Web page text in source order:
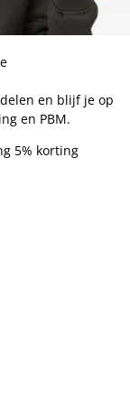
en blijf je op
en PBM.
5% korting